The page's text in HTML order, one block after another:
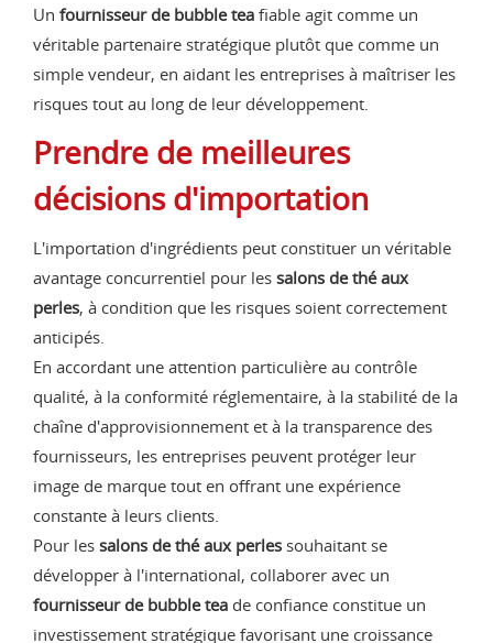
Un fournisseur de bubble tea fiable agit comme un
véritable partenaire stratégique plutôt que comme un
simple vendeur, en aidant les entreprises à maîtriser les
risques tout au long de leur développement.
Prendre de meilleures
décisions d'importation
L'importation d'ingrédients peut constituer un véritable
avantage concurrentiel pour les salons de thé aux
perles, à condition que les risques soient correctement
anticipés.
En accordant une attention particulière au contrôle
qualité, à la conformité réglementaire, à la stabilité de la
chaîne d'approvisionnement et à la transparence des
fournisseurs, les entreprises peuvent protéger leur
image de marque tout en offrant une expérience
constante à leurs clients.
Pour les salons de thé aux perles souhaitant se
développer à l'international, collaborer avec un
fournisseur de bubble tea de confiance constitue un
investissement stratégique favorisant une croissance